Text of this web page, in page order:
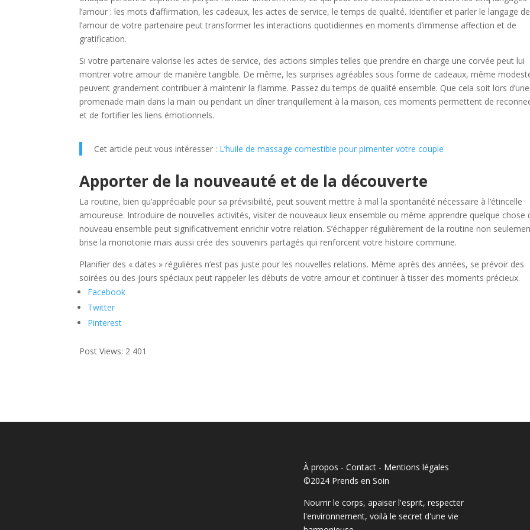
l’amour : les mots d’affirmation, les cadeaux, les actes de service, le temps de qualité. Identifier et parler le langage de
l’amour de votre partenaire peut transformer les interactions quotidiennes en moments d’immense affection et de
gratification.
Si votre partenaire valorise les actes de service, des actions simples telles que prendre en charge une corvée peut lui
montrer votre amour de manière tangible. De même, les surprises agréables sous forme de cadeaux, même
peuvent grandement contribuer à maintenir la flamme. Passez du temps de qualité ensemble. Que cela soit lors d’une
promenade main dans la main ou pendant un dîner tranquillement à la maison, ces moments permettent de
et de fortifier les liens émotionnels.
Cet article peut vous intéresser : L’huile de massage comestible pour pimenter votre couple
Apporter de la nouveauté et de la découverte
La routine, bien qu’appréciable pour sa prévisibilité, peut souvent mettre à mal la spontanéité nécessaire à l’étincelle
amoureuse. Introduire de nouvelles activités, visiter de nouveaux lieux ensemble ou même apprendre quelque chose
nouveau ensemble peut significativement enrichir votre relation. S’échapper régulièrement de la routine non
brise la monotonie mais aussi crée des souvenirs partagés qui renforcent votre histoire commune.
Planifier des « dates » régulières n’est pas juste pour les nouvelles relations. Même après des années, se prévoir des
soirées ou des jours spéciaux peut rappeler les débuts de votre amour et continuer à tisser des moments précieux.
Facebook
Twitter
Pinterest
Post Views: 2 401
À propos - Contact- Mentions légales
©2024 Prends en Soin
Nourrir le corps, apaiser l'esprit, respecter
l'environnement, voilà le secret d'une vie